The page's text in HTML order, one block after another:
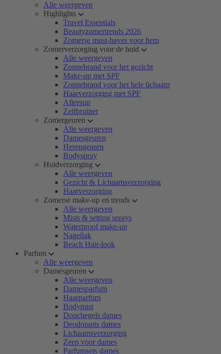
Alle weergeven
Highlights
Travel Essentials
Beautyzomertrends 2026
Zomerse must-haves voor hem
Zomerverzorging voor de huid
Alle weergeven
Zonnebrand voor het gezicht
Make-up met SPF
Zonnebrand voor het hele lichaam
Haarverzorging met SPF
Aftersun
Zelfbruiner
Zomergeuren
Alle weergeven
Damesgeuren
Herengeuren
Bodyspray
Huidverzorging
Alle weergeven
Gezicht & Lichaamsverzorging
Haarverzorging
Zomerse make-up en trends
Alle weergeven
Mists & setting sprays
Waterproof make-up
Nagellak
Beach Hair-look
Parfum
Alle weergeven
Damesgeuren
Alle weergeven
Damesparfum
Haarparfum
Bodymist
Douchegels dames
Deodorants dames
Lichaamsverzorging
Zeep voor dames
Parfumsets dames